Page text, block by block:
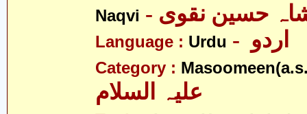
Naqvi
Language : Urdu
Category :